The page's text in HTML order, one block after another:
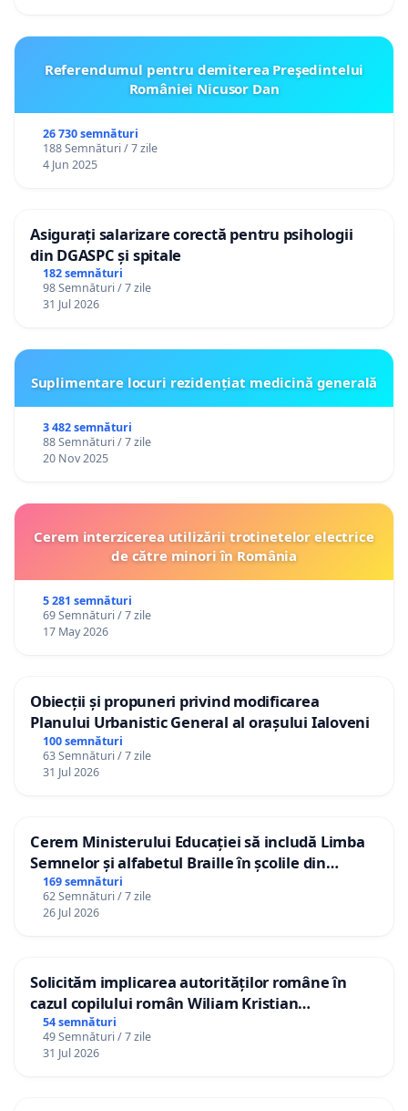
Referendumul pentru demiterea Preşedintelui
României Nicusor Dan
26 730 semnături
188 Semnături / 7 zile
4 Jun 2025
Asigurați salarizare corectă pentru psihologii
din DGASPC și spitale
182 semnături
98 Semnături / 7 zile
31 Jul 2026
Suplimentare locuri rezidențiat medicină generală
3 482 semnături
88 Semnături / 7 zile
20 Nov 2025
Cerem interzicerea utilizării trotinetelor electrice
de către minori în România
5 281 semnături
69 Semnături / 7 zile
17 May 2026
Obiecții și propuneri privind modificarea
Planului Urbanistic General al orașului Ialoveni
100 semnături
63 Semnături / 7 zile
31 Jul 2026
Cerem Ministerului Educației să includă Limba
Semnelor și alfabetul Braille în școlile din
Republica Moldova!
169 semnături
62 Semnături / 7 zile
26 Jul 2026
Solicităm implicarea autorităților române în
cazul copilului român Wiliam Kristian
Gheorghe, aflat în plasament în Danemarca de
12 ani
54 semnături
49 Semnături / 7 zile
31 Jul 2026